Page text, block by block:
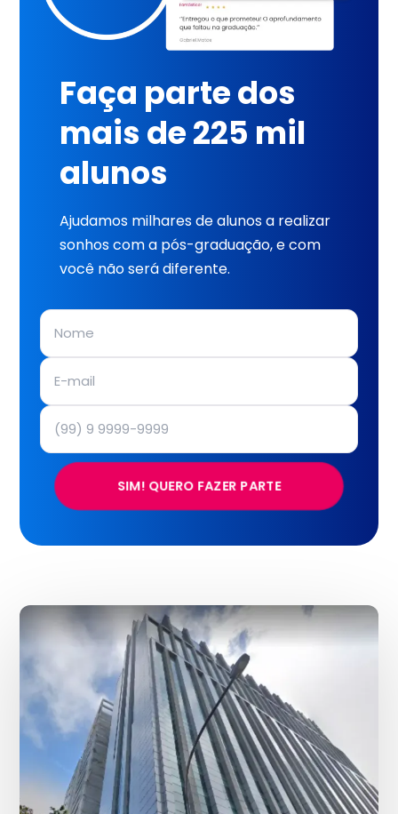
Faça parte dos
mais de 225 mil
alunos
Ajudamos milhares de alunos a realizar
sonhos com a pós-graduação, e com
você não será diferente.
SIM! QUERO FAZER PARTE